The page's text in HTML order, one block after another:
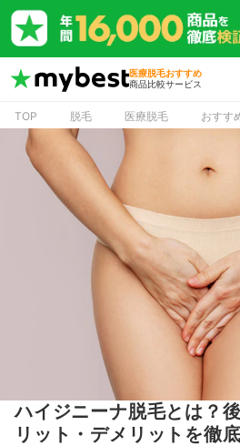
医療脱毛おすすめ
商品比較サービス
TOP 脱毛 医療脱毛 おすす
ハイジニーナ脱毛とは？
リット・デメリットを徹